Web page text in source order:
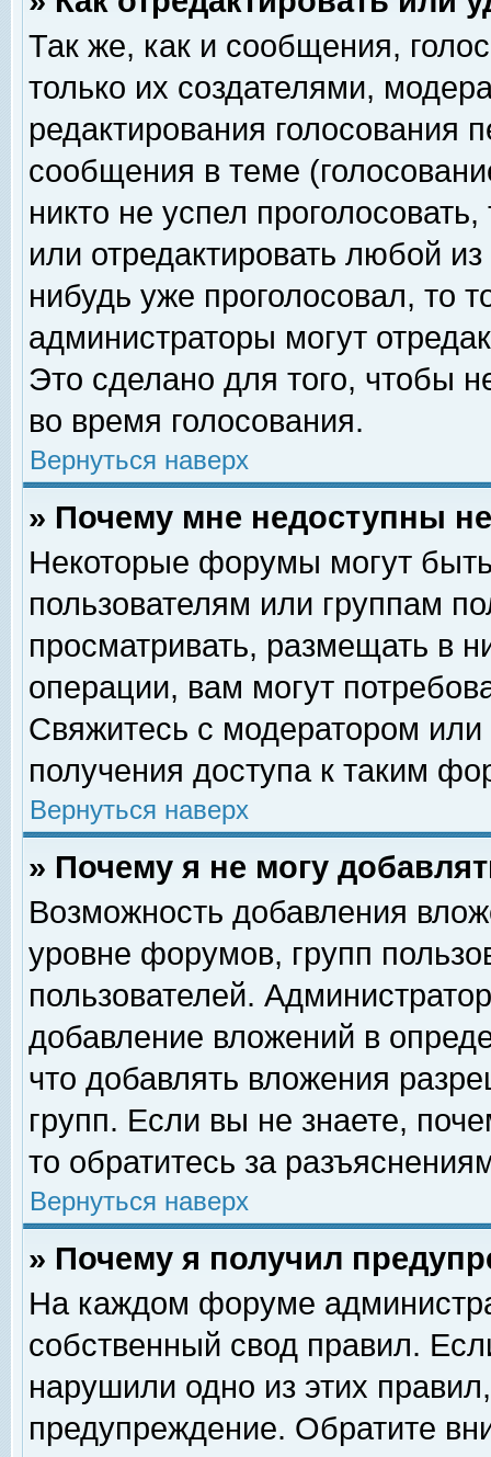
Так же, как и сообщения,
только их создателями,
редактирования голосования
сообщения в теме
никто не успел
или отредактировать любой
нибудь уже проголосовал, то
администраторы могут
Это сделано для того, чтобы
во время голосования.
Вернуться наверх
» Почему мне недоступны
Некоторые форумы могут
пользователям или группам
просматривать, размещать в
операции, вам могут
Свяжитесь с модератором
получения доступа к таким
Вернуться наверх
» Почему я не могу
Возможность добавления
уровне форумов, групп
пользователей.
добавление вложений в
что добавлять вложения
групп. Если вы не знаете,
то обратитесь за
Вернуться наверх
» Почему я получил
На каждом форуме
собственный свод правил.
нарушили одно из этих
предупреждение. Обратите